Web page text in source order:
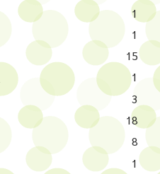
1
1
15
1
3
18
8
1